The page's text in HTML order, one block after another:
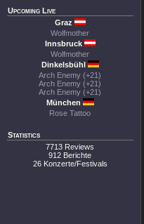
Upcoming Live
Graz
Wolfmother
Innsbruck
Wolfmother
Dinkelsbühl
Arch Enemy (+21)
Arch Enemy (+21)
Arch Enemy (+21)
München
Rose Tattoo
Statistics
7713 Reviews
912 Berichte
26 Konzerte/Festivals